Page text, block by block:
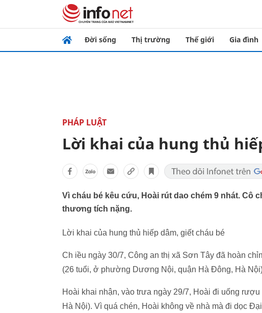
Đời sống Thị trường Thế giới Gia đình
PHÁP LUẬT
Lời khai của hung thủ
Vì cháu bé kêu cứu, Hoài rút dao chém 9 nhát. Cô
thương tích nặng.
Lời khai của hung thủ hiếp dâm, giết cháu bé
Ch iều ngày 30/7, Công an thị xã Sơn Tây đã hoàn
(26 tuổi, ở phường Dương Nội, quận Hà Đông, Hà
Hoài khai nhận, vào trưa ngày 29/7, Hoài đi uống
Hà Nội). Vì quá chén, Hoài không về nhà mà đi dọc